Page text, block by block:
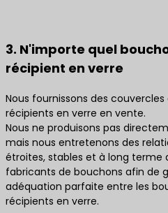
3. N'importe quel
récipient en verre
Nous fournissons des
récipients en verre en vente.
Nous ne produisons pas
mais nous entretenons des
étroites, stables et à long terme
fabricants de bouchons afin de
adéquation parfaite entre les
récipients en verre.